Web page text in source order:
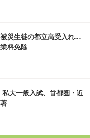
災生徒の都立高受入れ…
料免除
私大一般入試、首都圏・近